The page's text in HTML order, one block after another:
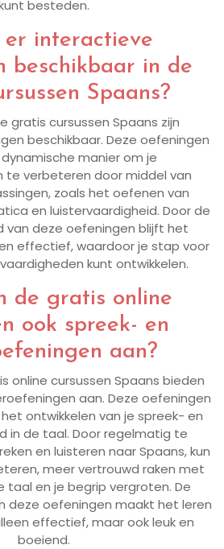
besteden.
er interactieve
beschikbaar in de
Spaans?
gratis cursussen Spaans zijn
beschikbaar. Deze oefeningen
manier om je
te verbeteren door middel van
zoals het oefenen van
en luistervaardigheid. Door de
van deze oefeningen blijft het
effectief, waardoor je stap voor
kunt ontwikkelen.
de gratis online
ook spreek- en
aan?
online cursussen Spaans bieden
aan. Deze oefeningen
ontwikkelen van je spreek- en
in de taal. Door regelmatig te
en luisteren naar Spaans, kun
meer vertrouwd raken met
taal en je begrip vergroten. De
deze oefeningen maakt het leren
effectief, maar ook leuk en
boeiend.